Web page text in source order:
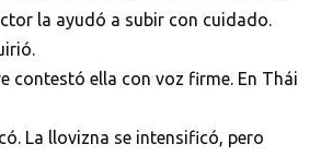
la ayudó a subir con cuidado.
contestó ella con voz firme. En Thái
La llovizna se intensificó, pero